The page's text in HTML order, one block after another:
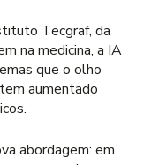
Tecgraf, da
na medicina, a IA
que o olho
aumentado
abordagem: em